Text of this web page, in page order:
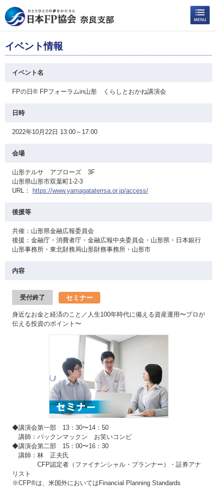
イベント情報
イベント名
FPの日® FPフォーラムin山形 くらしとおかね講演会
日時
2022年10月22日 13:00～17:00
会場
山形テルサ アプローズ 3F
山形県山形市双葉町1-2-3
URL：
https://www.yamagataterrsa.or.jp/access/
後援等
共催：山形県金融広報委員会
後援：金融庁・消費者庁・金融広報中央委員会・山形県・日本銀行
山形事務所・東北財務局山形財務事務所・山形市
内容
受付終了 セミナー
身近なお金と経済のこと／人生100年時代に備える資産運用〜プロが
伝える投資のポイント〜
◆講演会第一部 13：30〜14：50
講師：パックンマックン お笑いコンビ
◆講演会第二部 15：00〜16：30
講師：林 正夫氏
CFP認定者（ファイナンシャル・プランナー）・証券アナ
リスト
※CFP®は、米国外においてはFinancial Planning Standards